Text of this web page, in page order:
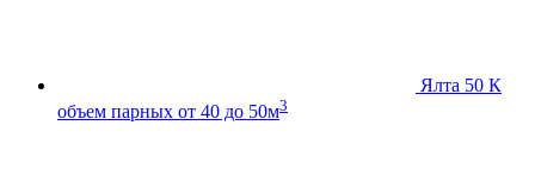
Ялта 50 К
объем парных от 40 до 50м3